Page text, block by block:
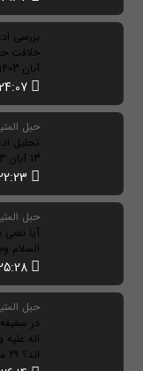
بررسی
آبان 1403
حبل
تحلیل
13 آبان 1403
حبل
آیا نصی
السلام وجود
حبل
در
اله علیه
اند؟ 29 مهر 1403